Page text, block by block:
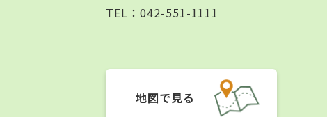
TEL： 042-551-1111
地図で見る